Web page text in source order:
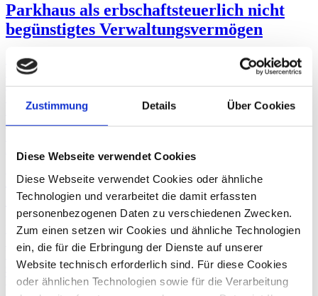
Zustimmung Details Über Cookies
Diese Webseite verwendet Cookies
Diese Webseite verwendet Cookies oder ähnliche
Technologien und verarbeitet die damit erfassten
personenbezogenen Daten zu verschiedenen Zwecken.
Zum einen setzen wir Cookies und ähnliche Technologien
ein, die für die Erbringung der Dienste auf unserer
Website technisch erforderlich sind. Für diese Cookies
oder ähnlichen Technologien sowie für die Verarbeitung
Parkhaus als erbschaftsteuerlich nicht
begünstigtes Verwaltungsvermögen
Zum Verwaltungsvermögen einer betrieblichen Einheit gehörend
und damit erbschaft- und schenkungsteuerlich grundsätzlich nicht
begünstigt, sind u.a. Dritten zur Nutzung überlassene Grundstücke
Erbschaftsteuer
Gestaltende Steuerberatung
Vorsicht vor Earn-Out-Klauseln bei
Unternehmensverkäufen
Der Bundesfinanzhof präzisiert die steuerliche Behandlung von
Earn-Out-Zahlungen, die jedoch teilweise weiterhin steuerliche
Risiken bergen.
Gestaltende Steuerberatung
Transaction Support
25. Juni
2020